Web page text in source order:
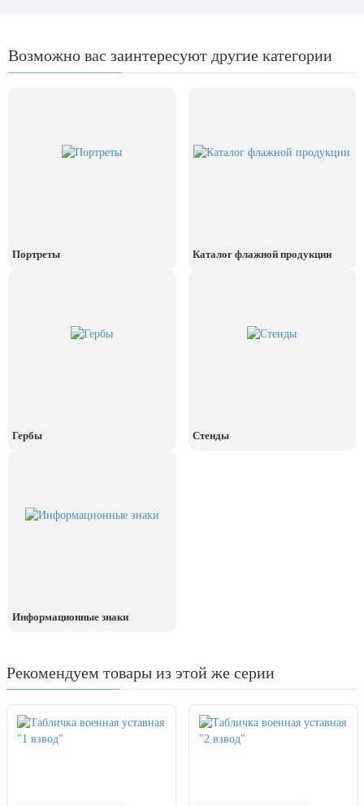
Возможно вас заинтересуют другие категории
Портреты Каталог флажной продукции
Гербы Стенды
Информационные знаки
Рекомендуем товары из этой же серии